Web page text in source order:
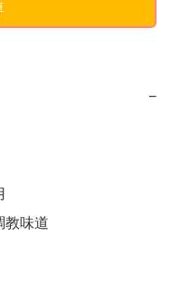
−
教味道